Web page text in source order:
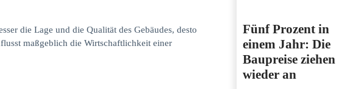
die Lage und die Qualität des Gebäudes, desto
maßgeblich die Wirtschaftlichkeit einer
Fünf Prozent in
einem Jahr: Die
Baupreise ziehen
wieder an